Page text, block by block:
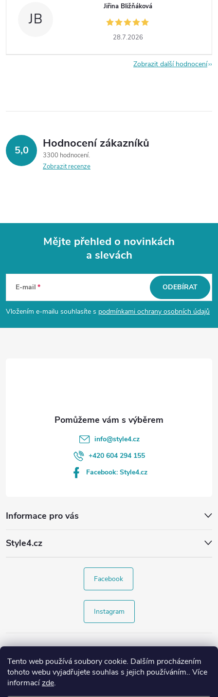
Tento web používá soubory cookie. Dalším procházením
tohoto webu vyjadřujete souhlas s jejich používáním.. Více
informacízde.
JB
Jiřina Bližňáková
28.7.2026
Zobrazit další hodnocení
5,0 Hodnocení zákazníků
3300 hodnocení
Zobrazit recenze
p
Mějte přehled o novinkách
a slevách
E-mail
Vložením e-mailu souhlasíte s podmínkami ochrany osobních údajů
ODEBÍRAT
Informace pro vás
Style4.cz
info@style4.cz
+420 604 294 155
Facebook: Style4.cz
Facebook
Instagram